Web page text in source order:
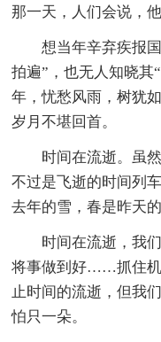
那一天，人们会说，
想当年辛弃疾报
拍遍”，也无人知晓其
年，忧愁风雨，树犹
岁月不堪回首。
时间在流逝。虽
不过是飞逝的时间列
去年的雪，春是昨天的
时间在流逝，我
将事做到好……抓住机
止时间的流逝，但我
怕只一朵。